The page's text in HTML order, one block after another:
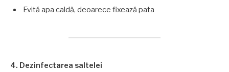
Evită apa caldă, deoarece fixează pata
4. Dezinfectarea saltelei